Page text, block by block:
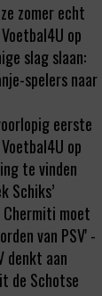
zomer echt
op
slag slaan:
spelers naar
eerste
op
te vinden
Schiks’
moet
van PSV' -
denkt aan
de Schotse